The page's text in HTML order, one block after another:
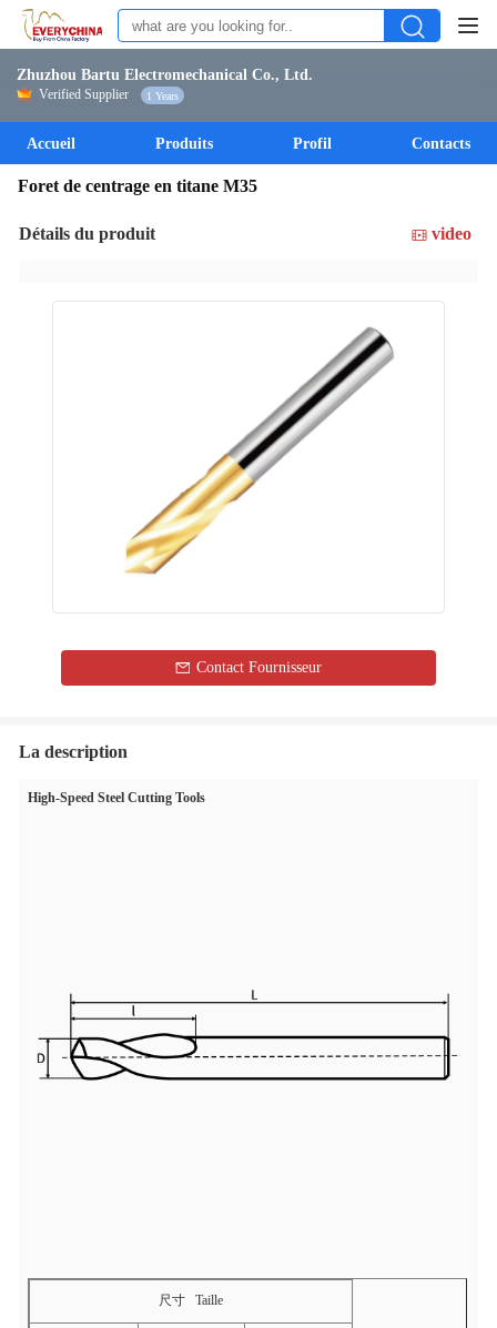
Zhuzhou Bartu Electromechanical Co., Ltd.
Verified Supplier 1 Years
Accueil Produits Profil Contacts
Foret de centrage en titane M35
Détails du produit video
Contact Fournisseur
La description
High-Speed Steel Cutting Tools
尺寸 Taille